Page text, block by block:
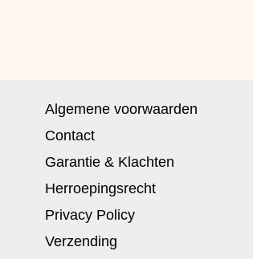
Algemene voorwaarden
Contact
Garantie & Klachten
Herroepingsrecht
Privacy Policy
Verzending